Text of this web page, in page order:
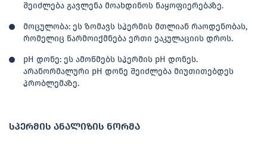
შეიძლება გავლენა მოახდინოს ნაყოფიერებაზე.
მოცულობა: ეს ზომავს სპერმის მთლიან რაოდენობას,
რომელიც წარმოიქმნება ერთი ეაკულაციის დროს.
pH დონე: ეს ამოწმებს სპერმის pH დონეს.
არანორმალური pH დონე შეიძლება მიუთითებდეს
პრობლემაზე.
სპერმის ანალიზის ნორმა